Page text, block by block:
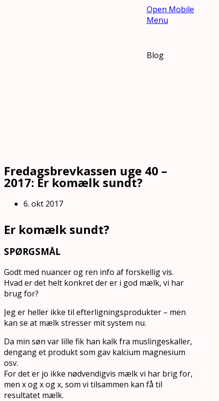
Open Mobile
Menu
Blog
Fredagsbrevkassen uge 40 –
2017: Er komælk sundt?
6. okt 2017
Er komælk sundt?
SPØRGSMÅL
Godt med nuancer og ren info af forskellig vis.
Hvad er det helt konkret der er i god mælk, vi har
brug for?
Jeg er heller ikke til efterligningsprodukter – men
kan se at mælk stresser mit system nu.
Da min søn var lille fik han kalk fra muslingeskaller,
dengang et produkt som gav kalcium magnesium
osv.
For det er jo ikke nødvendigvis mælk vi har brig for,
men x og x og x, som vi tilsammen kan få til
resultatet mælk.